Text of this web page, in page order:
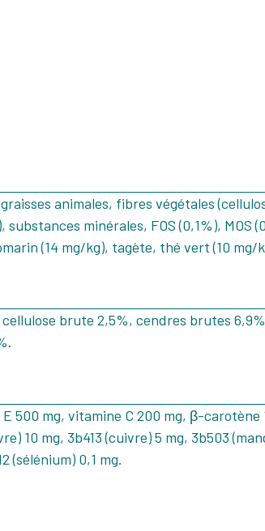
animales, fibres végétales
minérales, FOS (0,1%), MOS
(14 mg/kg), tagète, thé vert (10 mg/
brute 2,5%, cendres brutes
500 mg, vitamine C 200 mg, β-
10 mg, 3b413 (cuivre) 5 mg, 3b503
(sélénium) 0,1 mg.